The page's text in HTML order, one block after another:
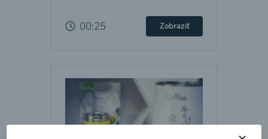
00:25 Zobraziť